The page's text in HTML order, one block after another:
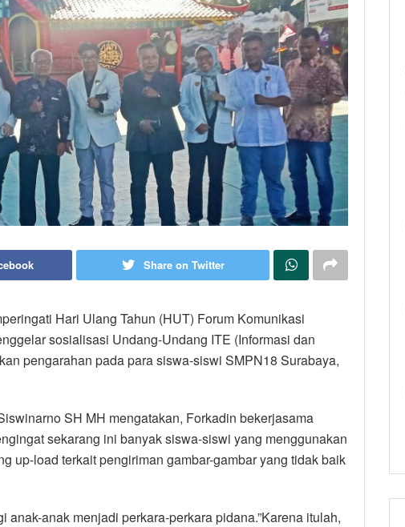
Share on Twitter
Hari Ulang Tahun (HUT) Forum Komunikasi
sosialisasi Undang-Undang ITE (Informasi dan
pengarahan pada para siswa-siswi SMPN18 Surabaya,
SH MH mengatakan, Forkadin bekerjasama
sekarang ini banyak siswa-siswi yang menggunakan
up-load terkait pengiriman gambar-gambar yang tidak baik
anak menjadi perkara-perkara pidana.”Karena itulah,